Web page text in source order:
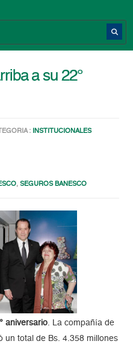
a su 22°
: INSTITUCIONALES
,SEGUROS BANESCO
aniversario. La compañía de
un total de Bs. 4.358 millones